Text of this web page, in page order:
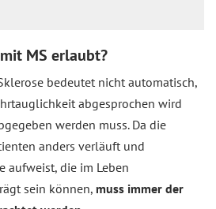
MS erlaubt?
bedeutet nicht automatisch,
abgesprochen wird
werden muss. Da die
anders verläuft und
aufweist, die im Leben
sein können, muss immer der